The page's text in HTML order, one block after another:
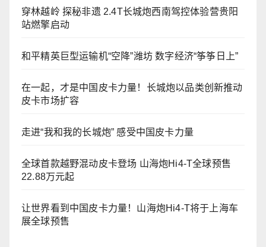
穿林越岭 探秘非遗 2.4T长城炮西南驾控体验营贵阳
站燃擎启动
和平精英巨型运输机“空降”潍坊 数字经济“筝筝日上”
在一起，才是中国皮卡力量！长城炮以品类创新推动
皮卡市场扩容
走进“我和我的长城炮” 感受中国皮卡力量
全球首款越野混动皮卡登场 山海炮Hi4-T全球预售
22.88万元起
让世界看到中国皮卡力量！山海炮Hi4-T将于上海车
展全球预售